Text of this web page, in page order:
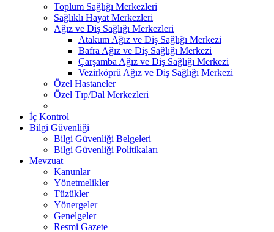
Toplum Sağlığı Merkezleri
Sağlıklı Hayat Merkezleri
Ağız ve Diş Sağlığı Merkezleri
Atakum Ağız ve Diş Sağlığı Merkezi
Bafra Ağız ve Diş Sağlığı Merkezi
Çarşamba Ağız ve Diş Sağlığı Merkezi
Vezirköprü Ağız ve Diş Sağlığı Merkezi
Özel Hastaneler
Özel Tıp/Dal Merkezleri
İç Kontrol
Bilgi Güvenliği
Bilgi Güvenliği Belgeleri
Bilgi Güvenliği Politikaları
Mevzuat
Kanunlar
Yönetmelikler
Tüzükler
Yönergeler
Genelgeler
Resmi Gazete